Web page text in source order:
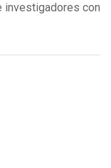
investigadores con